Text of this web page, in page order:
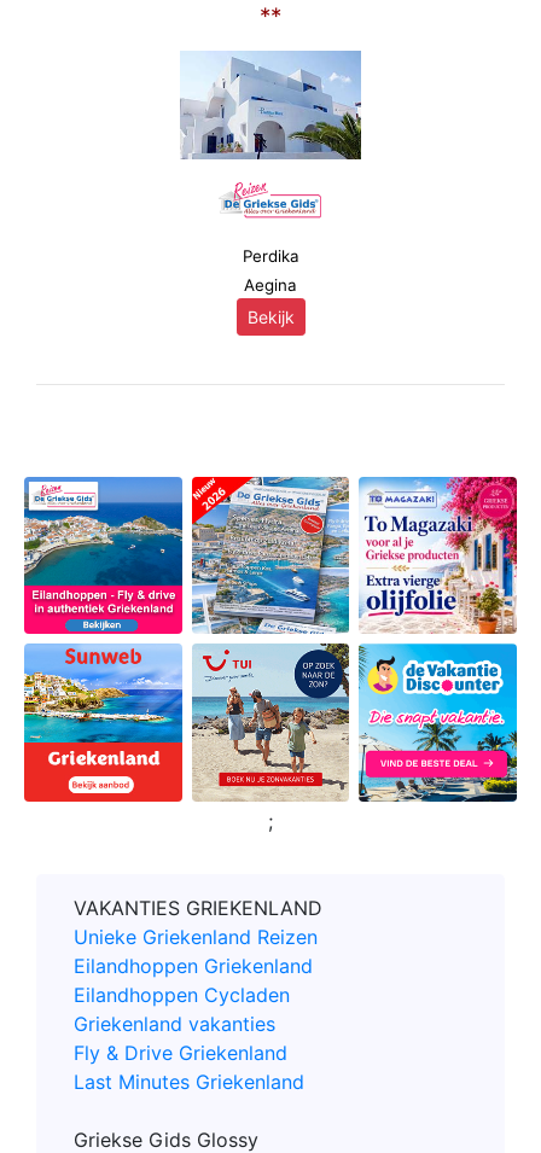
**
Perdika
Aegina
Bekijk
;
VAKANTIES GRIEKENLAND
Unieke Griekenland Reizen
Eilandhoppen Griekenland
Eilandhoppen Cycladen
Griekenland vakanties
Fly & Drive Griekenland
Last Minutes Griekenland
Griekse Gids Glossy